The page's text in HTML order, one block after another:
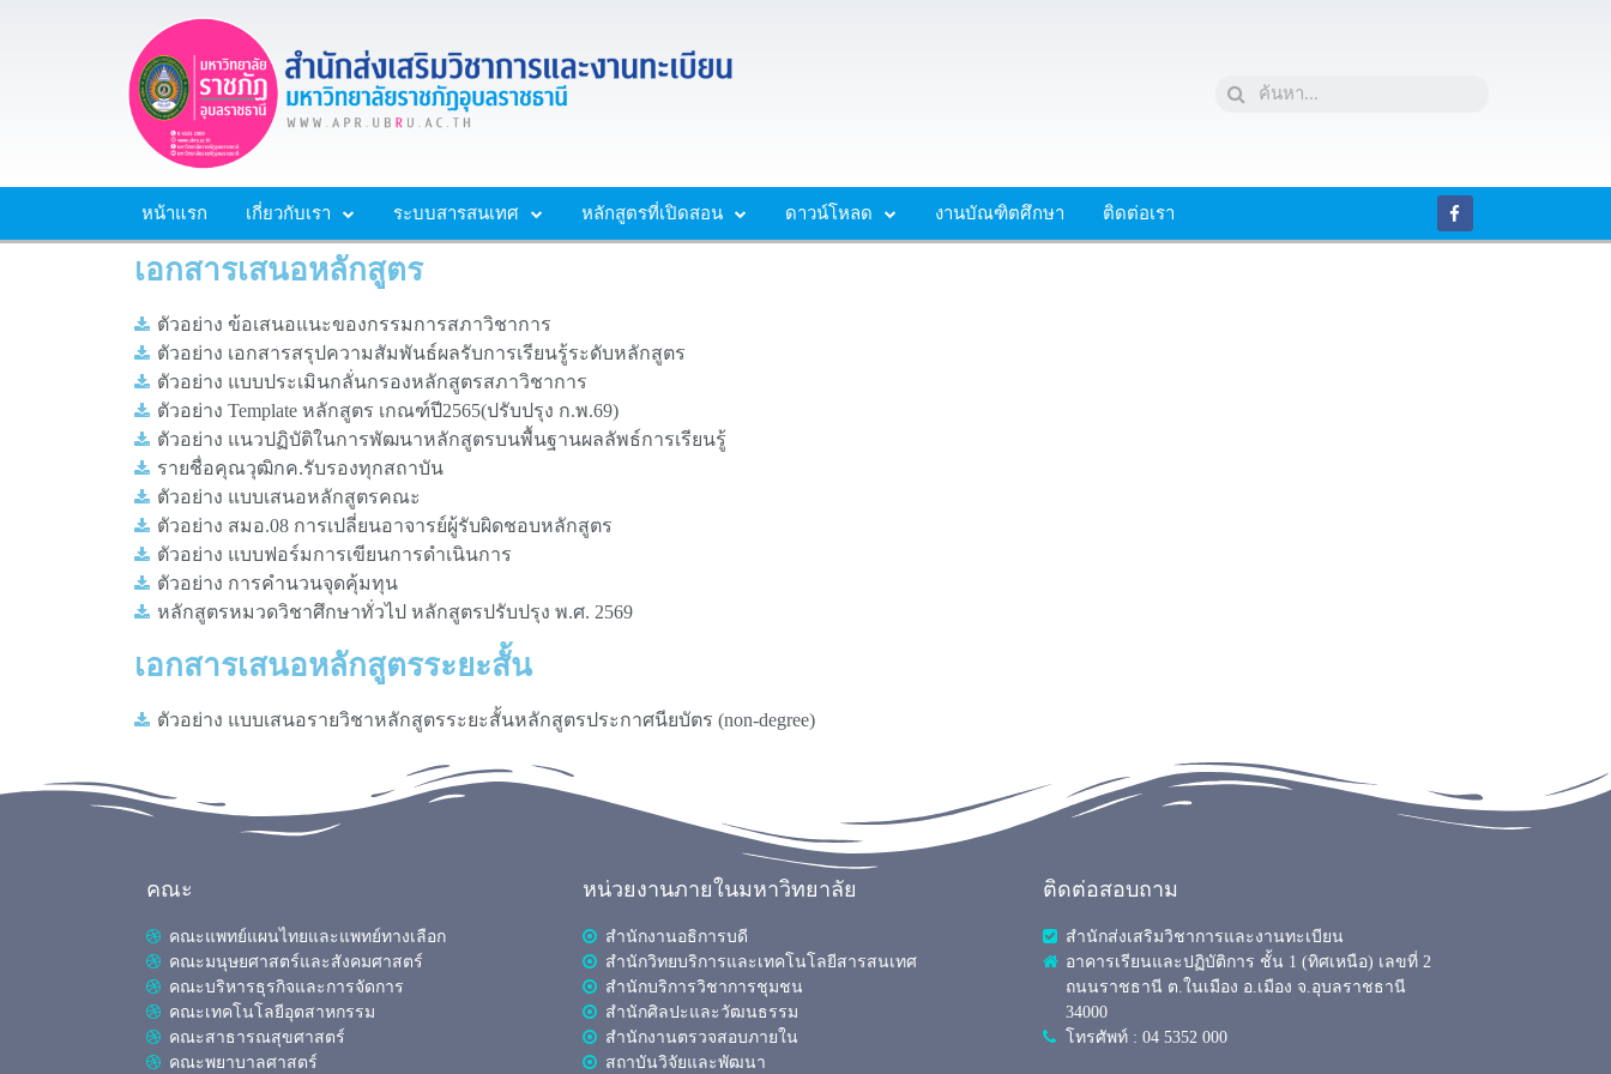
หน้าแรก เกี่ยวกับเรา ระบบสารสนเทศ หลักสูตรที่เปิดสอน ดาวน์โหลด งานบัณฑิตศึกษา ติดต่อเรา
เอกสารเสนอหลักสูตร
ตัวอย่าง ข้อเสนอแนะของกรรมการสภาวิชาการ
ตัวอย่าง เอกสารสรุปความสัมพันธ์ผลรับการเรียนรู้ระดับหลักสูตร
ตัวอย่าง แบบประเมินกลั่นกรองหลักสูตรสภาวิชาการ
ตัวอย่าง Template หลักสูตร เกณฑ์ปี2565(ปรับปรุง ก.พ.69)
ตัวอย่าง แนวปฏิบัติในการพัฒนาหลักสูตรบนพื้นฐานผลลัพธ์การเรียนรู้
รายชื่อคุณวุฒิกค.รับรองทุกสถาบัน
ตัวอย่าง แบบเสนอหลักสูตรคณะ
ตัวอย่าง สมอ.08 การเปลี่ยนอาจารย์ผู้รับผิดชอบหลักสูตร
ตัวอย่าง แบบฟอร์มการเขียนการดำเนินการ
ตัวอย่าง การคำนวนจุดคุ้มทุน
หลักสูตรหมวดวิชาศึกษาทั่วไป หลักสูตรปรับปรุง พ.ศ. 2569
เอกสารเสนอหลักสูตรระยะสั้น
ตัวอย่าง แบบเสนอรายวิชาหลักสูตรระยะสั้นหลักสูตรประกาศนียบัตร (non-degree)
คณะ
คณะแพทย์แผนไทยและแพทย์ทางเลือก
คณะมนุษยศาสตร์และสังคมศาสตร์
คณะบริหารธุรกิจและการจัดการ
คณะเทคโนโลยีอุตสาหกรรม
คณะสาธารณสุขศาสตร์
คณะพยาบาลศาสตร์
หน่วยงานภายในมหาวิทยาลัย
สำนักงานอธิการบดี
สำนักวิทยบริการและเทคโนโลยีสารสนเทศ
สำนักบริการวิชาการชุมชน
สำนักศิลปะและวัฒนธรรม
สำนักงานตรวจสอบภายใน
สถาบันวิจัยและพัฒนา
ติดต่อสอบถาม
สำนักส่งเสริมวิชาการและงานทะเบียน
อาคารเรียนและปฏิบัติการ ชั้น 1 (ทิศเหนือ) เลขที่ 2
ถนนราชธานี ต.ในเมือง อ.เมือง จ.อุบลราชธานี
34000
โทรศัพท์ : 04 5352 000